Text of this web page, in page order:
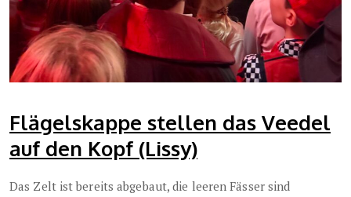
Flägelskappe stellen das Veedel
auf den Kopf (Lissy)
Das Zelt ist bereits abgebaut, die leeren Fässer sind